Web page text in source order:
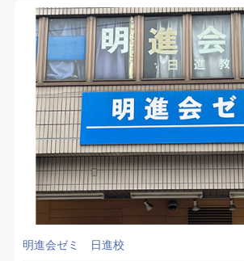
明進会ゼミ 日進校